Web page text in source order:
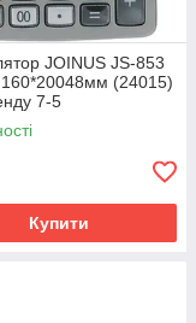
JOINUS JS-853
(24015)
7-5
Купити